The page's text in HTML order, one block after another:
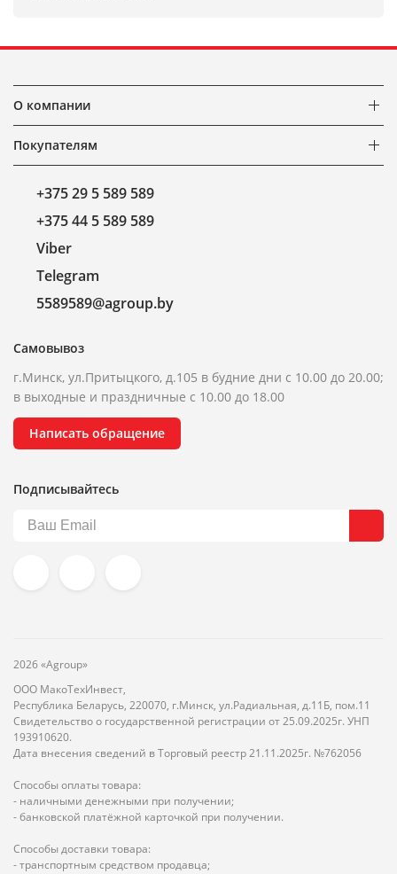
О компании
Покупателям
+375 29 5 589 589
+375 44 5 589 589
Viber
Telegram
5589589@agroup.by
Самовывоз
г.Минск, ул.Притыцкого, д.105 в будние дни с 10.00 до 20.00;
в выходные и праздничные с 10.00 до 18.00
Написать обращение
Подписывайтесь
2026 «Agroup»
ООО МакоТехИнвест,
Республика Беларусь, 220070, г.Минск, ул.Радиальная, д.11Б, пом.11
Свидетельство о государственной регистрации от 25.09.2025г. УНП
193910620.
Дата внесения сведений в Торговый реестр 21.11.2025г. №762056
Способы оплаты товара:
- наличными денежными при получении;
- банковской платёжной карточкой при получении.
Способы доставки товара:
- транспортным средством продавца;